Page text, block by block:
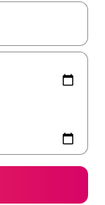
รวจผลการค้นหา